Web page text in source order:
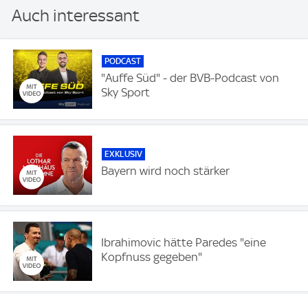
Auch interessant
PODCAST
"Auffe Süd" - der BVB-Podcast von
Sky Sport
EXKLUSIV
Bayern wird noch stärker
Ibrahimovic hätte Paredes "eine
Kopfnuss gegeben"